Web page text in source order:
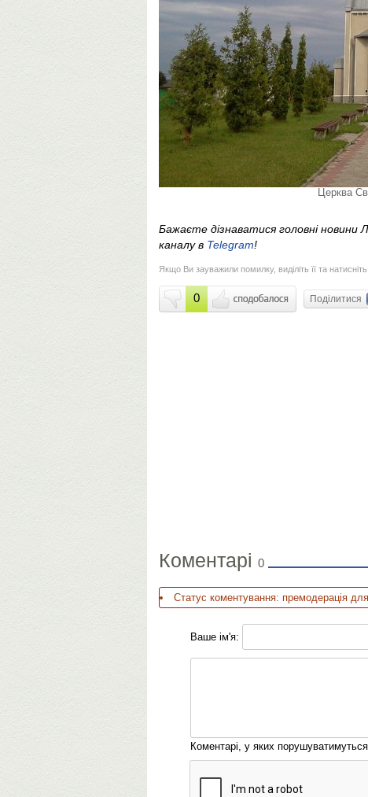
Церква
Бажаєте дізнаватися головні
каналу в Telegram!
Якщо Ви зауважили помилку, виділіть її та
0 Поділитися
Коментарі 0
Статус коментування: премодерація для
Ваше ім'я:
Коментарі, у яких порушуватимуться